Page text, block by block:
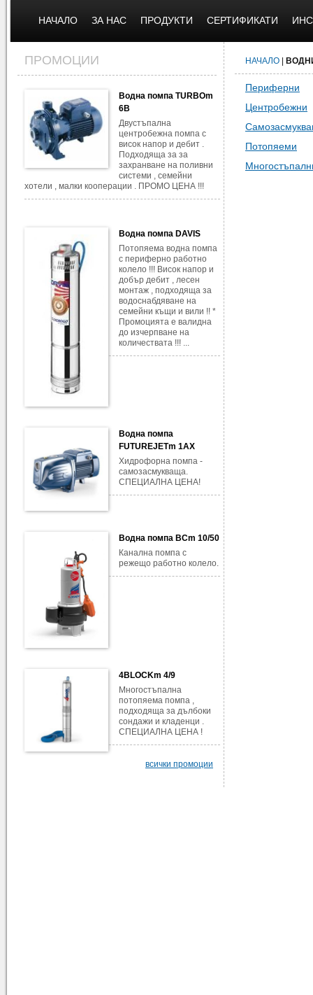
НАЧАЛО ЗА НАС ПРОДУКТИ СЕРТИФИКАТИ
ПРОМОЦИИ
Водна помпа TURBOm
6B
Двустъпална
центробежна помпа с
висок напор и дебит .
Подходяща за за
захранване на поливни
системи , семейни
хотели , малки кооперации . ПРОМО ЦЕНА !!!
Водна помпа DAVIS
Потопяема водна помпа
с периферно работно
колело !!! Висок напор и
добър дебит , лесен
монтаж , подходяща за
водоснабдяване на
семейни къщи и вили !! *
Промоцията е валидна
до изчерпване на
количествата !!! ...
Водна помпа
FUTUREJETm 1AX
Хидрофорна помпа -
самозасмукваща.
СПЕЦИАЛНА ЦЕНА!
Водна помпа BCm 10/50
Канална помпа с
режещо работно колело.
4BLOCKm 4/9
Многостъпална
потопяема помпа ,
подходяща за дълбоки
сондажи и кладенци .
СПЕЦИАЛНА ЦЕНА !
всички промоции
НАЧАЛО
Периферни
Центробежни
Потопяеми